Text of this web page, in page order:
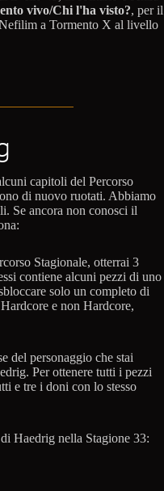
vivo/Chi l'ha visto?, per il
a Tormento X al livello
capitoli del Percorso
di nuovo ruotati. Abbiamo
Se ancora non conosci il
Stagionale, otterrai 3
contiene alcuni pezzi di uno
solo un completo di
e non Hardcore,
del personaggio che stai
Per ottenere tutti i pezzi
e tre i doni con lo stesso
Haedrig nella Stagione 33: